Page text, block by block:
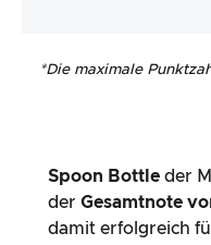
*Die maximale
Spoon Bottle der
der Gesamtnote
damit erfolgreich